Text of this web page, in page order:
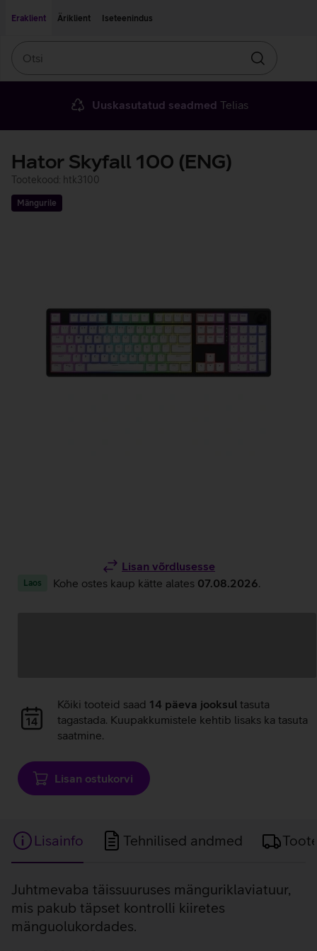
Eraklient
Äriklient Iseteenindus
Otsin
Uuskasutatud seadmed Telias
Hator Skyfall 100 (ENG)
Tootekood: htk3100
Mängurile
Lisan võrdlusesse
Laos Kohe ostes kaup kätte alates 07.08.2026
laadimine
Andmete
laadimine
Kõiki tooteid saad 14 päeva jooksul tasuta
tagastada. Kuupakkumistele kehtib lisaks ka tasuta
saatmine.
Lisan ostukorvi
Lisainfo Tehnilised andmed
Lisainfo
Juhtmevaba täissuuruses mänguriklaviatuur,
mis pakub täpset kontrolli kiiretes
mänguolukordades.